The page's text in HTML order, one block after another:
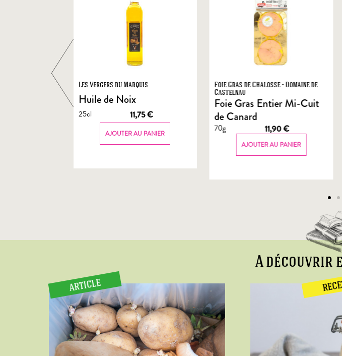
Les Vergers du Marquis
Huile de Noix
25cl 11,75€
AJOUTER AU PANIER
Foie Gras de Chalosse - Domaine de
Castelnau
Foie Gras Entier Mi-Cuit
de Canard
70g 11,90€
AJOUTER AU PANIER
A découvrir
ARTICLE